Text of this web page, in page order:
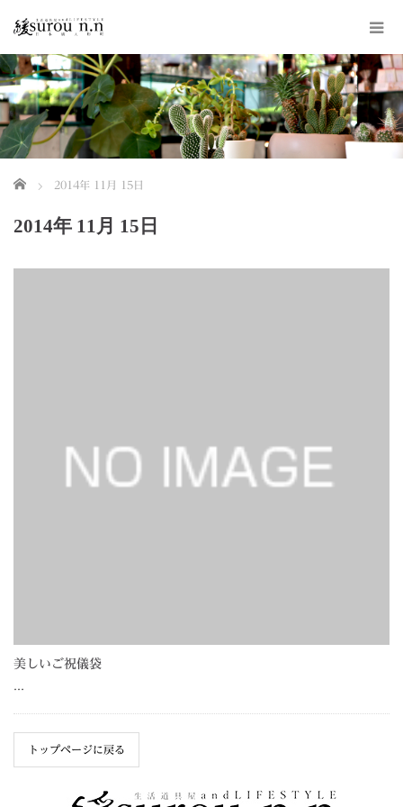
ホーム 2014年 11月 15日
2014年 11月 15日
美しいご祝儀袋
…
トップページに戻る